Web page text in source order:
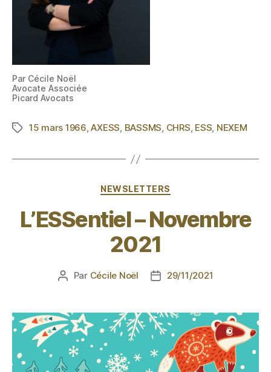
Par Cécile Noël
Avocate Associée
Picard Avocats
15 mars 1966,AXESS, BASSMS, CHRS, ESS, NEXEM
NEWSLETTERS
L’ESSentiel – Novembre
2021
Par Cécile Noël 29/11/2021